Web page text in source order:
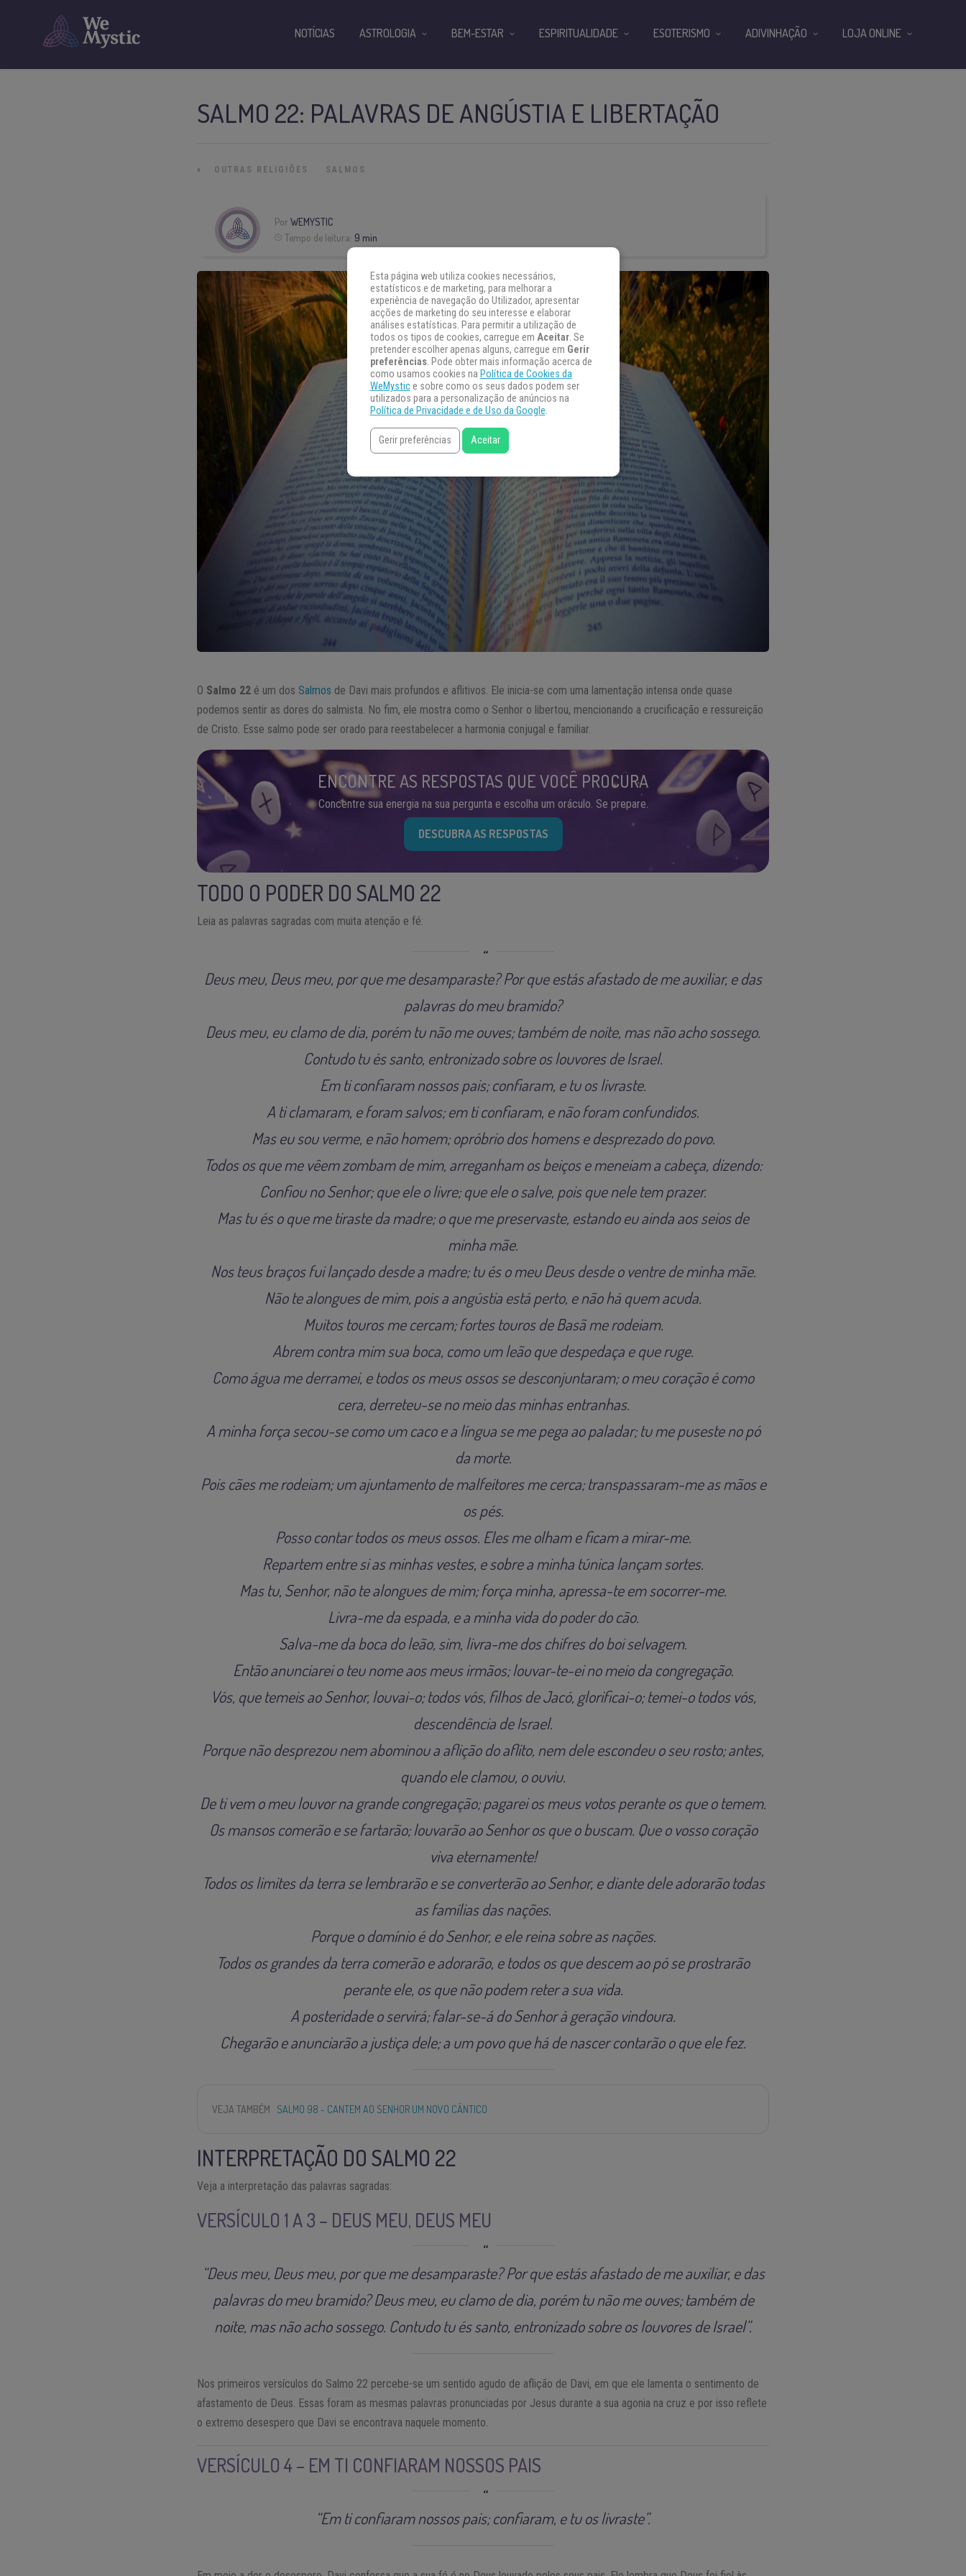
SALMO 22: PALAVRAS DE ANGÚSTIA E LIBERTAÇÃO
» OUTRAS RELIGIÕES SALMOS
PorWEMYSTIC
Tempo de leitura: 9 min
O Salmo 22 é um dos Salmos de Davi mais profundos e aflitivos. Ele inicia-se com uma lamentação intensa onde quase
podemos sentir as dores do salmista. No fim, ele mostra como o Senhor o libertou, mencionando a crucificação e ressureição
de Cristo. Esse salmo pode ser orado para reestabelecer a harmonia conjugal e familiar.
ENCONTRE AS RESPOSTAS QUE VOCÊ PROCURA
Concentre sua energia na sua pergunta e escolha um oráculo. Se prepare.
DESCUBRA AS RESPOSTAS
TODO O PODER DO SALMO 22
Leia as palavras sagradas com muita atenção e fé:
Deus meu, Deus meu, por que me desamparaste? Por que estás afastado de me auxiliar, e das
palavras do meu bramido?
Deus meu, eu clamo de dia, porém tu não me ouves; também de noite, mas não acho sossego.
Contudo tu és santo, entronizado sobre os louvores de Israel.
Em ti confiaram nossos pais; confiaram, e tu os livraste.
A ti clamaram, e foram salvos; em ti confiaram, e não foram confundidos.
Mas eu sou verme, e não homem; opróbrio dos homens e desprezado do povo.
Todos os que me vêem zombam de mim, arreganham os beiços e meneiam a cabeça, dizendo:
Confiou no Senhor; que ele o livre; que ele o salve, pois que nele tem prazer.
Mas tu és o que me tiraste da madre; o que me preservaste, estando eu ainda aos seios de
minha mãe.
Nos teus braços fui lançado desde a madre; tu és o meu Deus desde o ventre de minha mãe.
Não te alongues de mim, pois a angústia está perto, e não há quem acuda.
Muitos touros me cercam; fortes touros de Basã me rodeiam.
Abrem contra mim sua boca, como um leão que despedaça e que ruge.
Como água me derramei, e todos os meus ossos se desconjuntaram; o meu coração é como
cera, derreteu-se no meio das minhas entranhas.
A minha força secou-se como um caco e a língua se me pega ao paladar; tu me puseste no pó
da morte.
Pois cães me rodeiam; um ajuntamento de malfeitores me cerca; transpassaram-me as mãos e
os pés.
Posso contar todos os meus ossos. Eles me olham e ficam a mirar-me.
Repartem entre si as minhas vestes, e sobre a minha túnica lançam sortes.
Mas tu, Senhor, não te alongues de mim; força minha, apressa-te em socorrer-me.
Livra-me da espada, e a minha vida do poder do cão.
Salva-me da boca do leão, sim, livra-me dos chifres do boi selvagem.
Então anunciarei o teu nome aos meus irmãos; louvar-te-ei no meio da congregação.
Vós, que temeis ao Senhor, louvai-o; todos vós, filhos de Jacó, glorificai-o; temei-o todos vós,
descendência de Israel.
Porque não desprezou nem abominou a aflição do aflito, nem dele escondeu o seu rosto; antes,
quando ele clamou, o ouviu.
De ti vem o meu louvor na grande congregação; pagarei os meus votos perante os que o temem.
Os mansos comerão e se fartarão; louvarão ao Senhor os que o buscam. Que o vosso coração
viva eternamente!
Todos os limites da terra se lembrarão e se converterão ao Senhor, e diante dele adorarão todas
as famílias das nações.
Porque o domínio é do Senhor, e ele reina sobre as nações.
Todos os grandes da terra comerão e adorarão, e todos os que descem ao pó se prostrarão
perante ele, os que não podem reter a sua vida.
A posteridade o servirá; falar-se-á do Senhor à geração vindoura.
Chegarão e anunciarão a justiça dele; a um povo que há de nascer contarão o que ele fez.
VEJA TAMBÉM SALMO 98 - CANTEM AO SENHOR UM NOVO CÂNTICO
INTERPRETAÇÃO DO SALMO 22
Veja a interpretação das palavras sagradas:
VERSÍCULO 1 A 3 – DEUS MEU, DEUS MEU
“Deus meu, Deus meu, por que me desamparaste? Por que estás afastado de me auxiliar, e das
palavras do meu bramido? Deus meu, eu clamo de dia, porém tu não me ouves; também de
noite, mas não acho sossego. Contudo tu és santo, entronizado sobre os louvores de Israel”.
Nos primeiros versículos do Salmo 22 percebe-se um sentido agudo de aflição de Davi, em que ele lamenta o sentimento de
afastamento de Deus. Essas foram as mesmas palavras pronunciadas por Jesus durante a sua agonia na cruz e por isso reflete
o extremo desespero que Davi se encontrava naquele momento.
VERSÍCULO 4 – EM TI CONFIARAM NOSSOS PAIS
“Em ti confiaram nossos pais; confiaram, e tu os livraste”.
NOTÍCIAS ASTROLOGIA BEM-ESTAR ESPIRITUALIDADE ESOTERISMO ADIVINHAÇÃO LOJA ONLINE
Esta página web utiliza cookies necessários,
estatísticos e de marketing, para melhorar a
experiência de navegação do Utilizador, apresentar
acções de marketing do seu interesse e elaborar
análises estatísticas. Para permitir a utilização de
todos os tipos de cookies, carregue em Aceitar. Se
pretender escolher apenas alguns, carregue em Gerir
preferências. Pode obter mais informação acerca de
como usamos cookies na Política de Cookies da
WeMystice sobre como os seus dados podem ser
utilizados para a personalização de anúncios na
Política de Privacidade e de Uso da Google.
Gerir preferências Aceitar